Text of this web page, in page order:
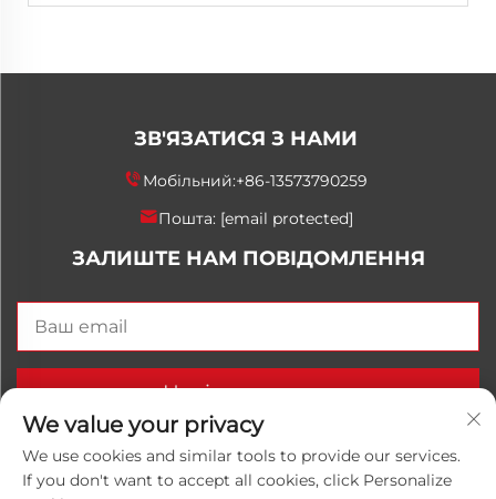
ЗВ'ЯЗАТИСЯ З НАМИ
Мобільний:+86-13573790259
Пошта: [email protected]
ЗАЛИШТЕ НАМ ПОВІДОМЛЕННЯ
Надіслати зараз
We value your privacy
We use cookies and similar tools to provide our services.
If you don't want to accept all cookies, click Personalize